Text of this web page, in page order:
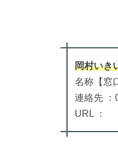
岡村いき
名称【窓
連絡先 ：
URL ：